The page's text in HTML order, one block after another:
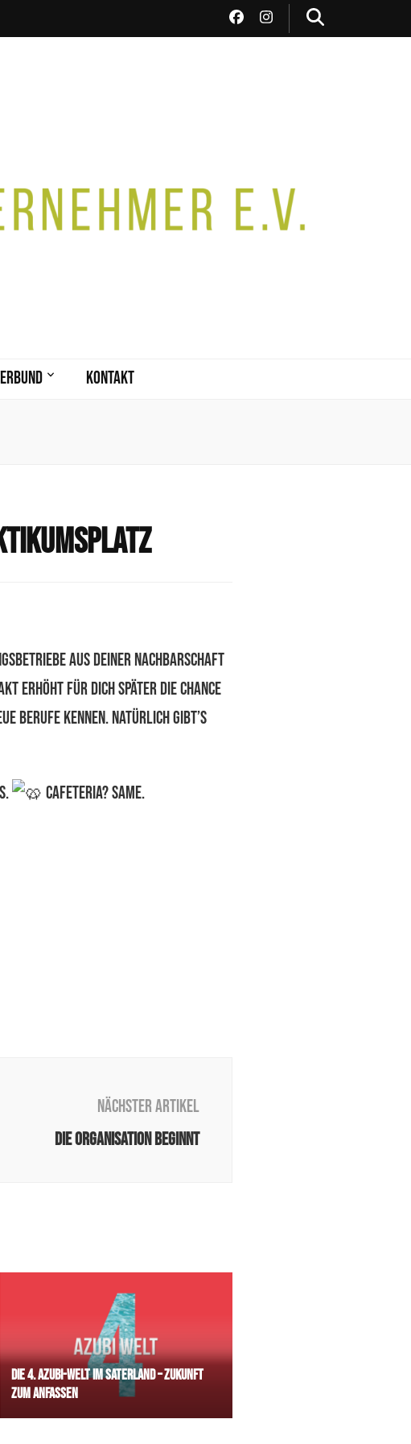
Kontakt
aus deiner Nachbarschaft
erhöht für dich später die Chance
Berufe kennen. Natürlich gibt’s
Cafeteria? Same.
Nächster Artikel
Die Organisation beginnt
Die 4. Azubi-Welt im Saterland – Zukunft
zum Anfassen